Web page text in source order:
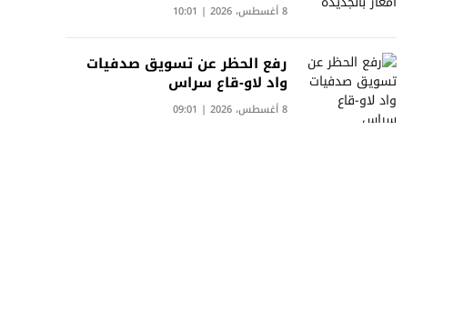
8 أغسطس، 2026 | 10:01
رفع الحظر عن تسويق صدفيات
واد لاو-قاع سراس
8 أغسطس، 2026 | 09:01